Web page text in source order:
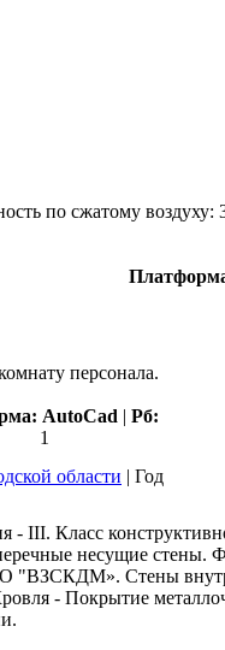
по сжатому воздуху:
персонала.
AutoCad | Рб:
1
области | Год
- III. Класс
несущие стены.
"ВЗСКДМ». Стены
- Покрытие